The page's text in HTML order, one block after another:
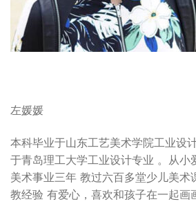
左媛媛
本科毕业于山东工艺美术学院工业设
于青岛理工大学工业设计专业 。从小
美术事业三年 教过六百多堂少儿美术
教经验 有爱心，喜欢和孩子在一起画